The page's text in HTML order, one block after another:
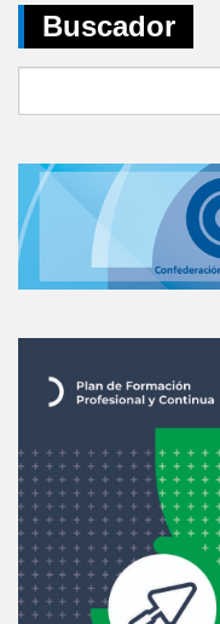
Buscador